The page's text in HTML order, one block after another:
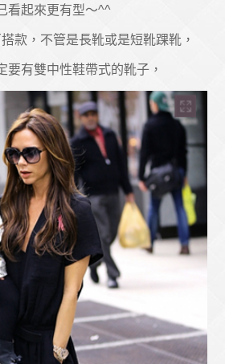
看起來更有型～^^
款，不管是長靴或是短靴踝靴，
要有雙中性鞋帶式的靴子，